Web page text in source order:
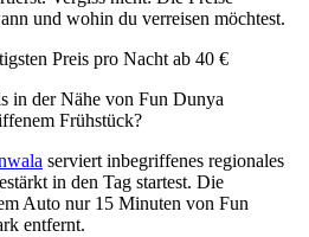
und wohin du verreisen möchtest.
Preis pro Nacht ab 40 €
in der Nähe von Fun Dunya
Frühstück?
serviert inbegriffenes regionales
in den Tag startest. Die
Auto nur 15 Minuten von Fun
entfernt.